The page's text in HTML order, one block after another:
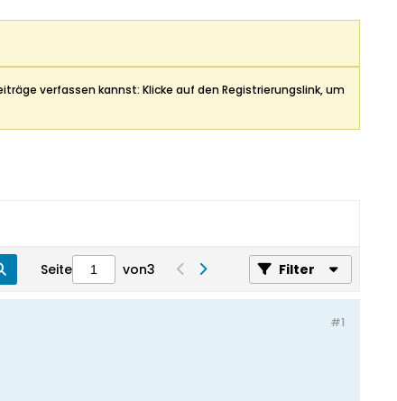
verfassen kannst: Klicke auf den Registrierungslink, um
Seite von3 Filter
#1